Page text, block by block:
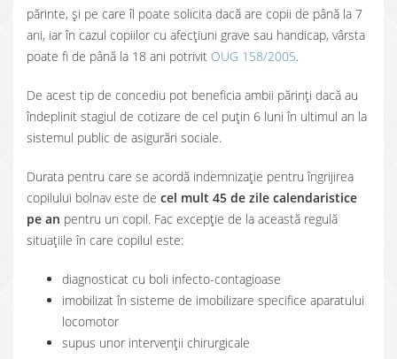
părinte, și pe care îl poate solicita dacă are copii de până la 7
ani, iar în cazul copiilor cu afecțiuni grave sau handicap, vârsta
poate fi de până la 18 ani potrivit OUG 158/2005.
De acest tip de concediu pot beneficia ambii părinți dacă au
îndeplinit stagiul de cotizare de cel puțin 6 luni în ultimul an la
sistemul public de asigurări sociale.
Durata pentru care se acordă indemnizație pentru îngrijirea
copilului bolnav este de cel mult 45 de zile calendaristice
pe an pentru un copil. Fac excepție de la această regulă
situațiile în care copilul este:
diagnosticat cu boli infecto-contagioase
imobilizat în sisteme de imobilizare specifice aparatului
locomotor
supus unor intervenții chirurgicale